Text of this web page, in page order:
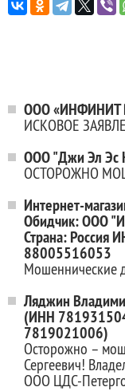
ООО «ИНФИНИТ
ИСКОВОЕ
ООО "Джи Эл Эс
ОСТОРОЖНО
Интернет-
Обидчик: ООО
Страна: Россия
88005516053
Мошеннические
Ляджин
(ИНН
7819021006)
Осторожно –
Сергеевич!
ООО ЦДС-